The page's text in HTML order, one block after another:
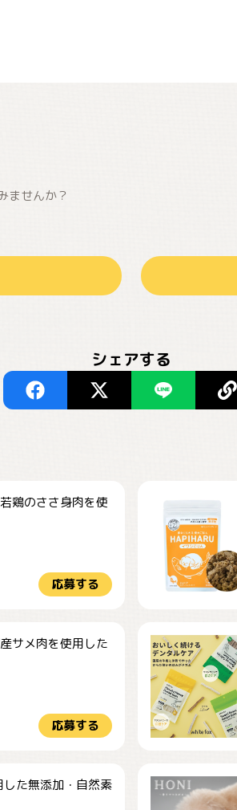
ませんか？
シェアする
鶏のささ身肉を使
応募する
サメ肉を使用した
応募する
た無添加・自然素